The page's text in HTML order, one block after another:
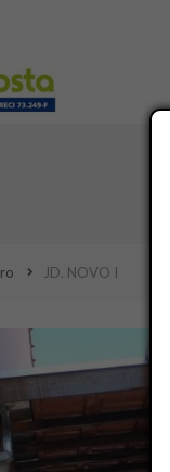
JD. NOVO I